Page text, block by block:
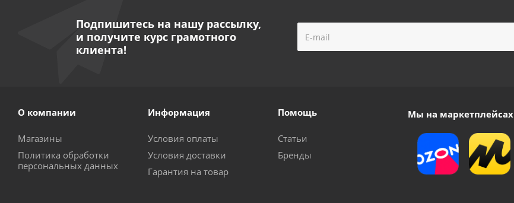
Подпишитесь на нашу рассылку,
и получите курс грамотного
клиента!
О компании
Магазины
Политика обработки
персональных данных
Информация
Условия оплаты
Условия доставки
Гарантия на товар
Помощь
Статьи
Бренды
Мы на маркетплейсах